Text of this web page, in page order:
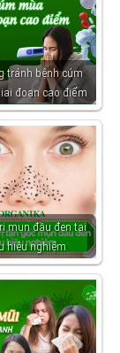
tránh bệnh cúm
đoạn cao điểm
mụn đầu đen tại
hiệu nghiệm